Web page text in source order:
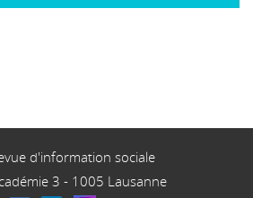
d'information sociale
3 - 1005 Lausanne